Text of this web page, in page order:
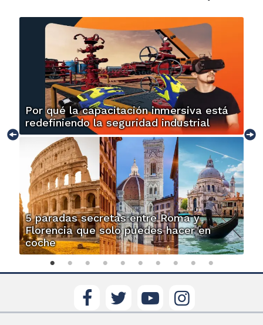
Por qué la capacitación inmersiva está
redefiniendo la seguridad industrial
5 paradas secretas entre Roma y
Florencia que solo puedes hacer en
coche